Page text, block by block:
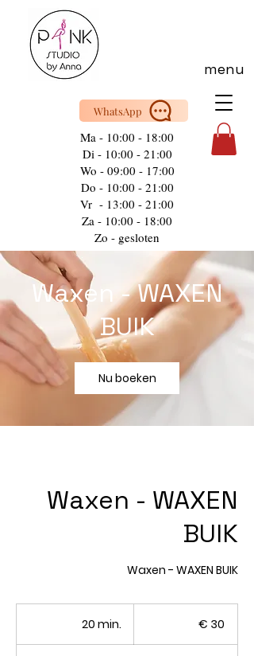
menu
Ma - 10:00 - 18:00
Di - 10:00 - 21:00
Wo - 09:00 - 17:00
Do - 10:00 - 21:00
Vr - 13:00 - 21:00
Za - 10:00 - 18:00
Zo - gesloten
WhatsApp
Waxen - WAXEN
BUIK
Nu boeken
Waxen - WAXEN
BUIK
Waxen - WAXEN BUIK
20 min. € 30